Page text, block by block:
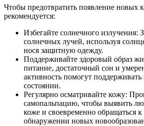
Чтобы предотвратить появление новых
рекомендуется:
Избегайте солнечного излучения:
солнечных лучей, используя
нося защитную одежду.
Поддерживайте здоровый образ
питание, достаточный сон и
активность помогут
состоянии.
Регулярно осматривайте кожу:
самопальпацию, чтобы выявить
коже и своевременно обращаться к
обнаружении новых